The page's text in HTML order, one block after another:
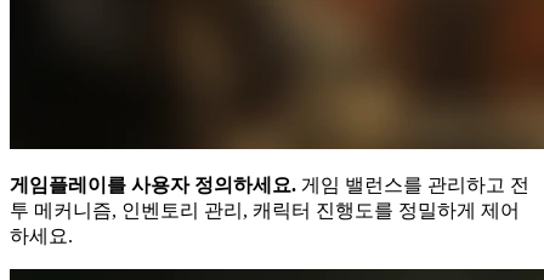
게임플레이를 사용자 정의하세요. 게임 밸런스를 관리하고 전
투 메커니즘, 인벤토리 관리, 캐릭터 진행도를 정밀하게 제어
하세요.